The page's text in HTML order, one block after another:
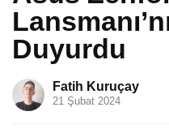
Duyurdu
Fatih Kuruçay
21 Şubat 2024